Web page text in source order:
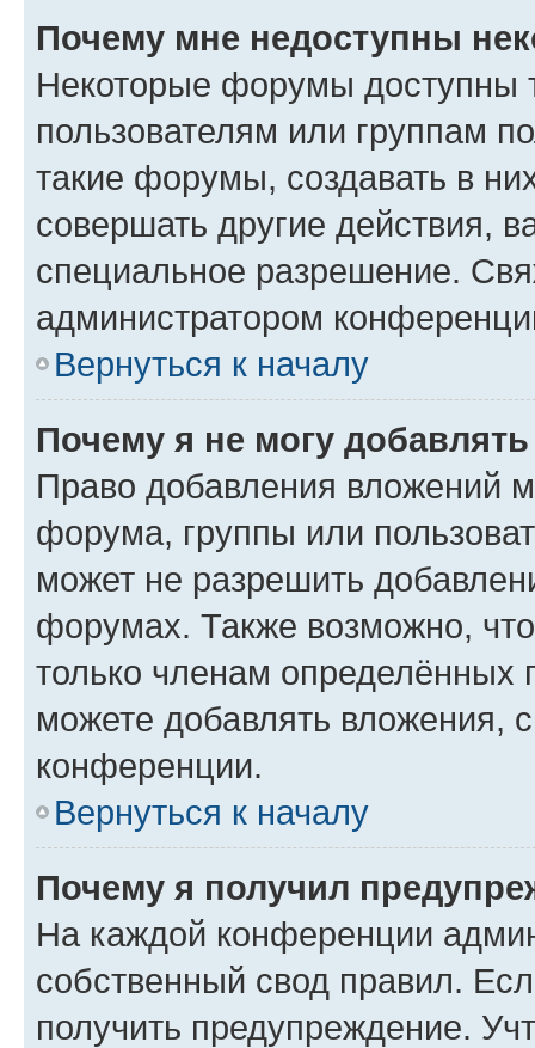
Почему мне недоступны
Некоторые форумы доступны
пользователям или группам
такие форумы, создавать в
совершать другие действия,
специальное разрешение.
администратором
Вернуться к началу
Почему я не могу
Право добавления вложений
форума, группы или
может не разрешить
форумах. Также возможно,
только членам определённых
можете добавлять вложения,
конференции.
Вернуться к началу
Почему я получил
На каждой конференции
собственный свод правил.
получить предупреждение.